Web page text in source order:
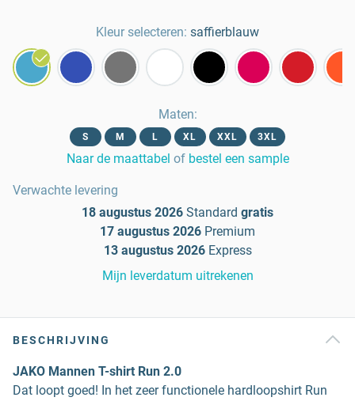
Kleur selecteren: saffierblauw
Maten:
S M L XL XXL 3XL
Naar de maattabel of bestel een sample
Verwachte levering
18 augustus 2026 Standard gratis
17 augustus 2026 Premium
13 augustus 2026 Express
Mijn leverdatum uitrekenen
BESCHRIJVING
JAKO Mannen T-shirt Run 2.0
Dat loopt goed! In het zeer functionele hardloopshirt Run